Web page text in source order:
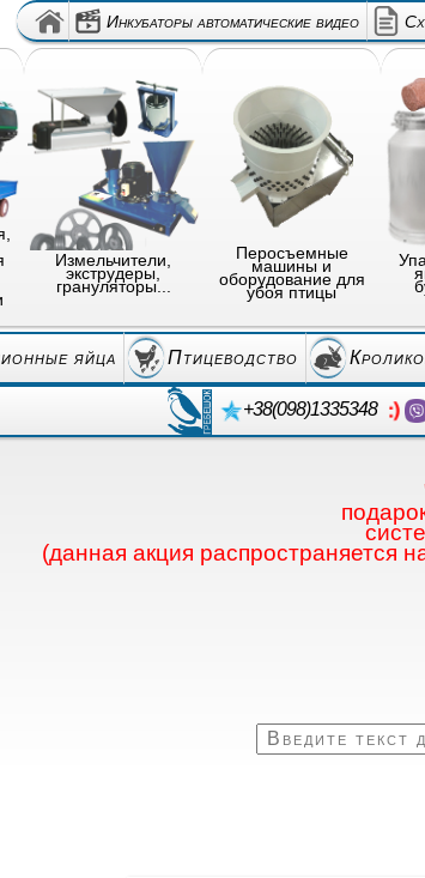
Инкубаторы автоматические видео
Измельчители,
экструдеры,
грануляторы...
Перосъемные
машины и
оборудование для
убоя птицы
яйца Птицеводство
+38(098)1335348
(данная акция